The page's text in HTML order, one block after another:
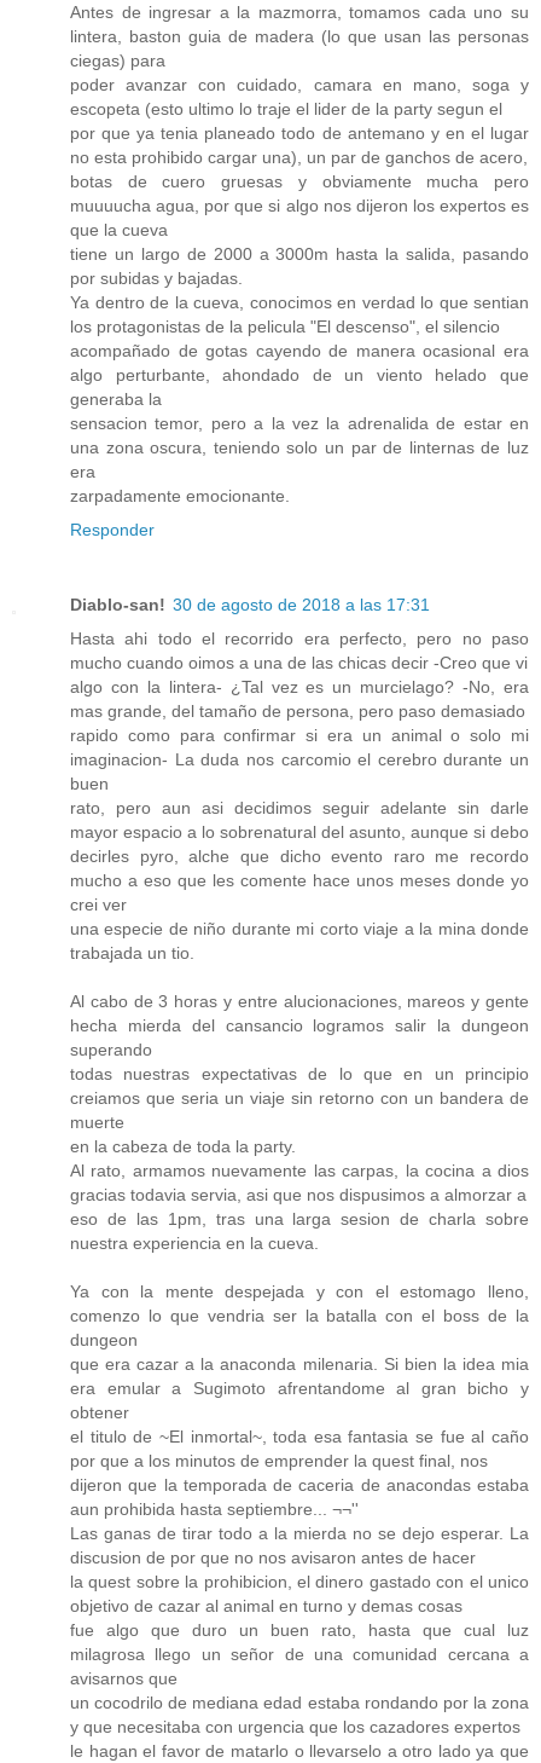
Antes de ingresar a la mazmorra, tomamos cada uno su
lintera, baston guia de madera (lo que usan las personas
ciegas) para
poder avanzar con cuidado, camara en mano, soga y
escopeta (esto ultimo lo traje el lider de la party segun el
por que ya tenia planeado todo de antemano y en el lugar
no esta prohibido cargar una), un par de ganchos de acero,
botas de cuero gruesas y obviamente mucha pero
muuuucha agua, por que si algo nos dijeron los expertos es
que la cueva
tiene un largo de 2000 a 3000m hasta la salida, pasando
por subidas y bajadas.
Ya dentro de la cueva, conocimos en verdad lo que sentian
los protagonistas de la pelicula "El descenso", el silencio
acompañado de gotas cayendo de manera ocasional era
algo perturbante, ahondado de un viento helado que
generaba la
sensacion temor, pero a la vez la adrenalida de estar en
una zona oscura, teniendo solo un par de linternas de luz
era
zarpadamente emocionante.
Responder
Diablo-san! 30 de agosto de 2018 a las 17:31
Hasta ahi todo el recorrido era perfecto, pero no paso
mucho cuando oimos a una de las chicas decir -Creo que vi
algo con la lintera- ¿Tal vez es un murcielago? -No, era
mas grande, del tamaño de persona, pero paso demasiado
rapido como para confirmar si era un animal o solo mi
imaginacion- La duda nos carcomio el cerebro durante un
buen
rato, pero aun asi decidimos seguir adelante sin darle
mayor espacio a lo sobrenatural del asunto, aunque si debo
decirles pyro, alche que dicho evento raro me recordo
mucho a eso que les comente hace unos meses donde yo
crei ver
una especie de niño durante mi corto viaje a la mina donde
trabajada un tio.
Al cabo de 3 horas y entre alucionaciones, mareos y gente
hecha mierda del cansancio logramos salir la dungeon
superando
todas nuestras expectativas de lo que en un principio
creiamos que seria un viaje sin retorno con un bandera de
muerte
en la cabeza de toda la party.
Al rato, armamos nuevamente las carpas, la cocina a dios
gracias todavia servia, asi que nos dispusimos a almorzar a
eso de las 1pm, tras una larga sesion de charla sobre
nuestra experiencia en la cueva.
Ya con la mente despejada y con el estomago lleno,
comenzo lo que vendria ser la batalla con el boss de la
dungeon
que era cazar a la anaconda milenaria. Si bien la idea mia
era emular a Sugimoto afrentandome al gran bicho y
obtener
el titulo de ~El inmortal~, toda esa fantasia se fue al caño
por que a los minutos de emprender la quest final, nos
dijeron que la temporada de caceria de anacondas estaba
aun prohibida hasta septiembre... ¬¬''
Las ganas de tirar todo a la mierda no se dejo esperar. La
discusion de por que no nos avisaron antes de hacer
la quest sobre la prohibicion, el dinero gastado con el unico
objetivo de cazar al animal en turno y demas cosas
fue algo que duro un buen rato, hasta que cual luz
milagrosa llego un señor de una comunidad cercana a
avisarnos que
un cocodrilo de mediana edad estaba rondando por la zona
y que necesitaba con urgencia que los cazadores expertos
le hagan el favor de matarlo o llevarselo a otro lado ya que